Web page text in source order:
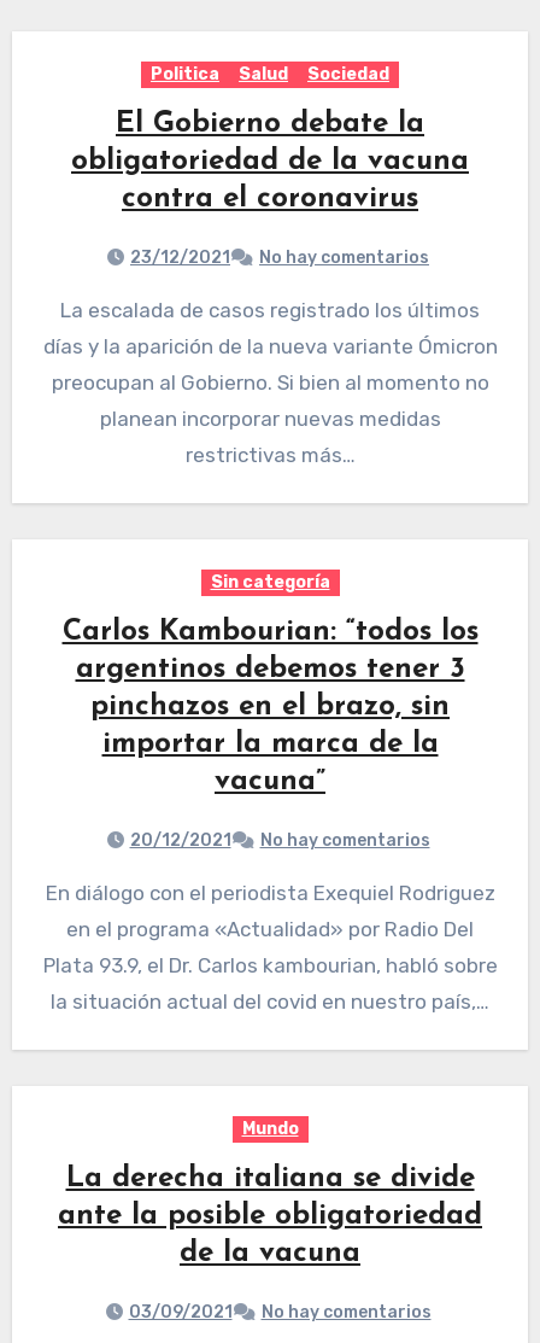
Politica Salud Sociedad
El Gobierno debate la
obligatoriedad de la vacuna
contra el coronavirus
23/12/2021 No hay comentarios
La escalada de casos registrado los últimos
días y la aparición de la nueva variante Ómicron
preocupan al Gobierno. Si bien al momento no
planean incorporar nuevas medidas
restrictivas más…
Sin categoría
Carlos Kambourian: “todos los
argentinos debemos tener 3
pinchazos en el brazo, sin
importar la marca de la
vacuna”
20/12/2021 No hay comentarios
En diálogo con el periodista Exequiel Rodriguez
en el programa «Actualidad» por Radio Del
Plata 93.9, el Dr. Carlos kambourian, habló sobre
la situación actual del covid en nuestro país,…
Mundo
La derecha italiana se divide
ante la posible obligatoriedad
de la vacuna
03/09/2021 No hay comentarios